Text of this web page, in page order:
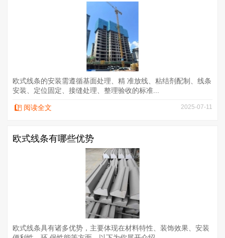
欧式线条的安装需遵循基面处理、精 准放线、粘结剂配制、线条
安装、定位固定、接缝处理、整理验收的标准...
阅读全文 2025-07-11
​欧式线条有哪些优势
欧式线条具有诸多优势，主要体现在材料特性、装饰效果、安装